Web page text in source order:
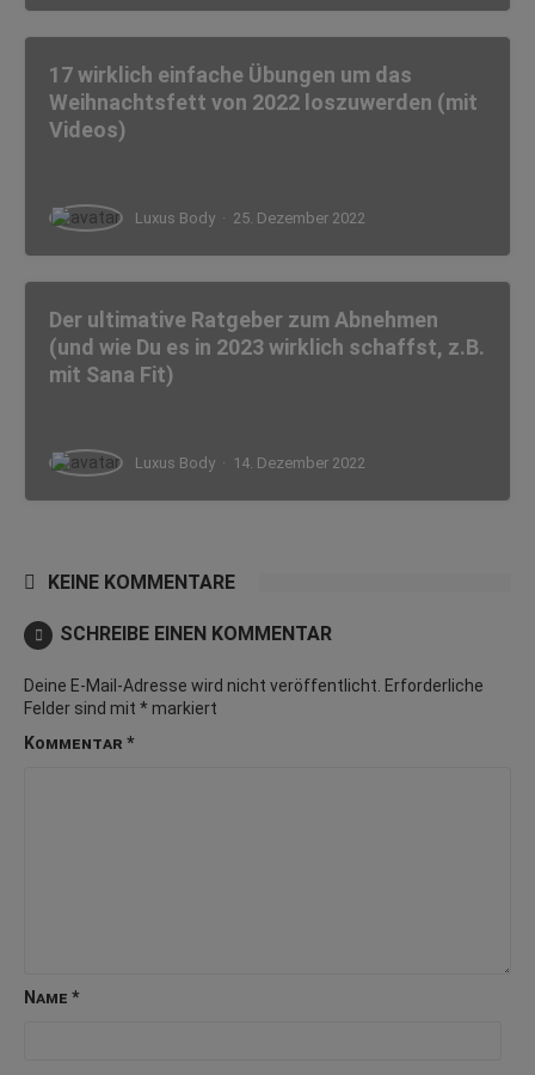
17 wirklich einfache Übungen um das
Weihnachtsfett von 2022 loszuwerden (mit
Videos)
Luxus Body · 25. Dezember 2022
Der ultimative Ratgeber zum Abnehmen
(und wie Du es in 2023 wirklich schaffst, z.B.
mit Sana Fit)
Luxus Body · 14. Dezember 2022
KEINE KOMMENTARE
SCHREIBE EINEN KOMMENTAR
Deine E-Mail-Adresse wird nicht veröffentlicht. Erforderliche
Felder sind mit * markiert
Kommentar *
Name *